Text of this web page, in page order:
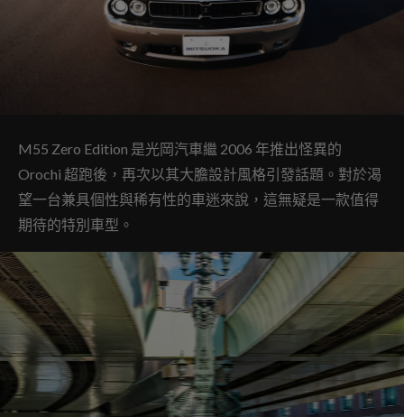
M55 Zero Edition 是光岡汽車繼 2006 年推出怪異的
Orochi 超跑後，再次以其大膽設計風格引發話題。對於渴
望一台兼具個性與稀有性的車迷來說，這無疑是一款值得
期待的特別車型。